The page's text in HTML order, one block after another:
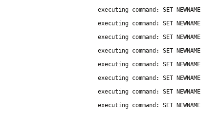
executing command: SET NEWNAME
executing command: SET NEWNAME
executing command: SET NEWNAME
executing command: SET NEWNAME
executing command: SET NEWNAME
executing command: SET NEWNAME
executing command: SET NEWNAME
executing command: SET NEWNAME